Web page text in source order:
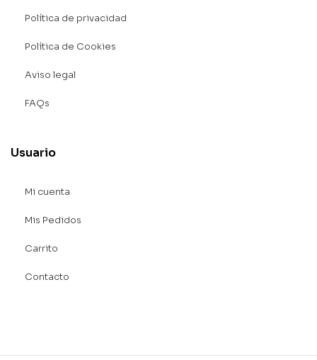
Política de privacidad
Política de Cookies
Aviso legal
FAQs
Usuario
Mi cuenta
Mis Pedidos
Carrito
Contacto